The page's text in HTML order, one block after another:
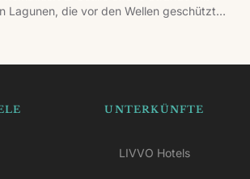
Lagunen, die vor den Wellen geschützt
UNTERKÜNFTE
LIVVO Hotels